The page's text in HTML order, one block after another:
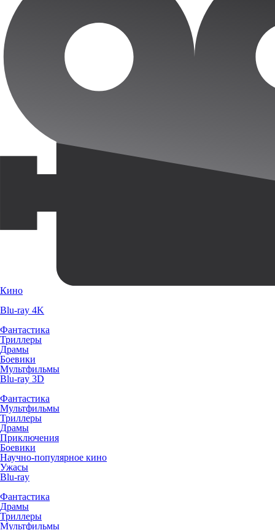
Кино
Blu-ray 4K
Фантастика
Триллеры
Драмы
Боевики
Мультфильмы
Blu-ray 3D
Фантастика
Мультфильмы
Триллеры
Драмы
Приключения
Боевики
Научно-популярное кино
Ужасы
Blu-ray
Фантастика
Драмы
Триллеры
Мультфильмы